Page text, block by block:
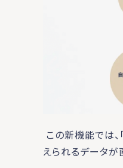
この新機能では
えられるデータ